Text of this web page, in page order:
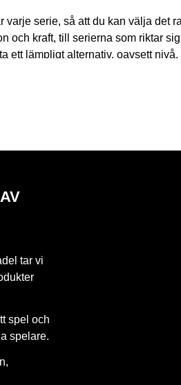
serie, så att du kan välja det
och kraft, till serierna som riktar sig
ett lämpligt alternativ, oavsett
i känsla och prestanda.
för varje spelstil.
tar vi
spel och
spelare.